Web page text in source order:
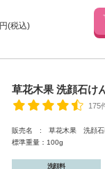
円(税込)
草花木果 洗顔石け
175
販売名 : 草花木果 洗顔石
標準重量：100g
洗顔料